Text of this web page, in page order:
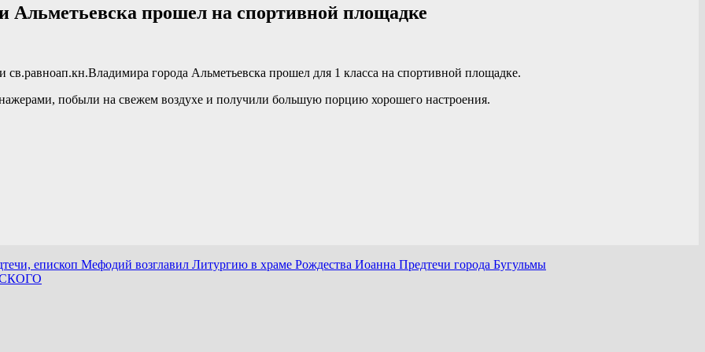
Альметьевска прошел на спортивной площадке
города Альметьевска прошел для 1 класса на спортивной площадке.
побыли на свежем воздухе и получили большую порцию хорошего настроения.
епископ Мефодий возглавил Литургию в храме Рождества Иоанна Предтечи города Бугульмы